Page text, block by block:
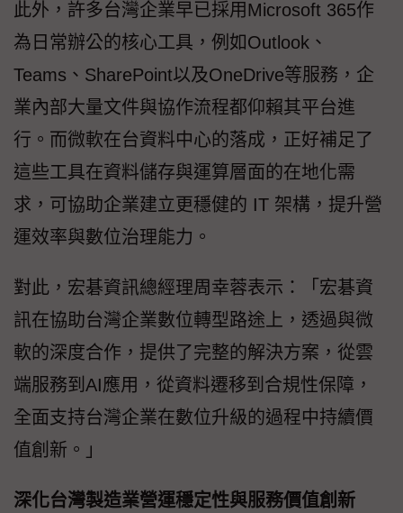
此外，許多台灣企業早已採用Microsoft 365作
為日常辦公的核心工具，例如Outlook、
Teams、SharePoint以及OneDrive等服務，企
業內部大量文件與協作流程都仰賴其平台進
行。而微軟在台資料中心的落成，正好補足了
這些工具在資料儲存與運算層面的在地化需
求，可協助企業建立更穩健的 IT 架構，提升營
運效率與數位治理能力。
對此，宏碁資訊總經理周幸蓉表示：「宏碁資
訊在協助台灣企業數位轉型路途上，透過與微
軟的深度合作，提供了完整的解決方案，從雲
端服務到AI應用，從資料遷移到合規性保障，
全面支持台灣企業在數位升級的過程中持續價
值創新。」
深化台灣製造業營運穩定性與服務價值創新